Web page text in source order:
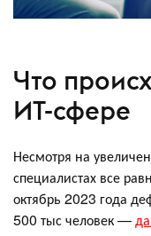
Что
ИТ-сфере
Несмотря на
специалистах все
октябрь 2023 года
500 тыс человек —